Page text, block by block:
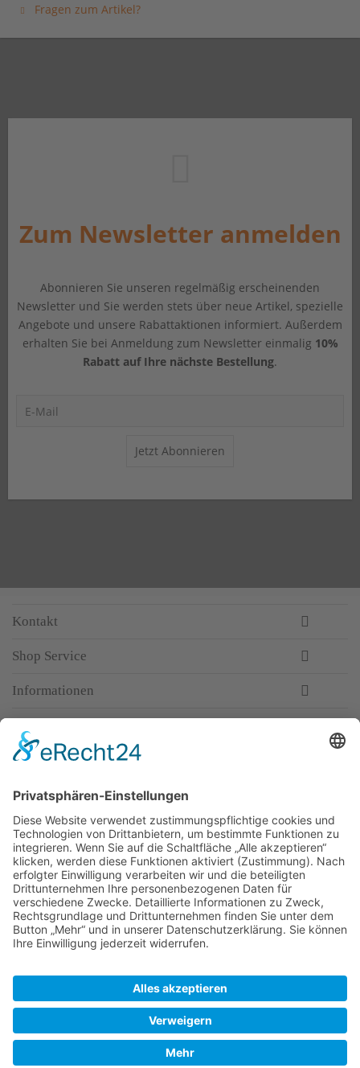
Fragen zum Artikel?
Zum Newsletter anmelden
Abonnieren Sie unseren regelmäßig erscheinenden
Newsletter und Sie werden stets über neue Artikel, spezielle
Angebote und unsere Rabattaktionen informiert. Außerdem
erhalten Sie bei Anmeldung zum Newsletter einmalig 10%
Rabatt auf Ihre nächste Bestellung.
Jetzt Abonnieren
Kontakt
Shop Service
Informationen
Top-Anbieter
Spitzenqualität
Kompetente Beratung
Partner
* Alle Preise inkl. gesetzl. Mehrwertsteuer, inkl. Versandkosten
Warum WACCEX?
Allgemeine Geschäftsbedingungen und Kundeninformationen
Impressum